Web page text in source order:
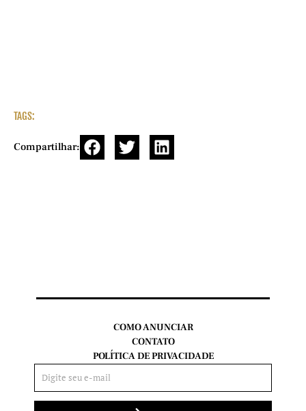
TAGS:
Compartilhar:
COMO ANUNCIAR
CONTATO
POLÍTICA DE PRIVACIDADE